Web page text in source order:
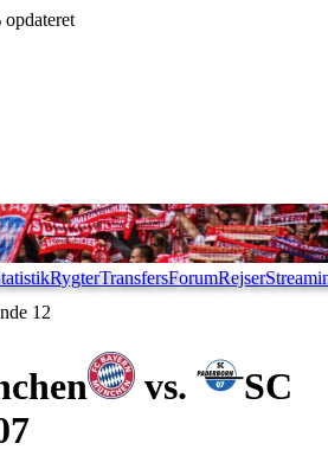
RygterTransfersForumRejser
12
vs.
SC